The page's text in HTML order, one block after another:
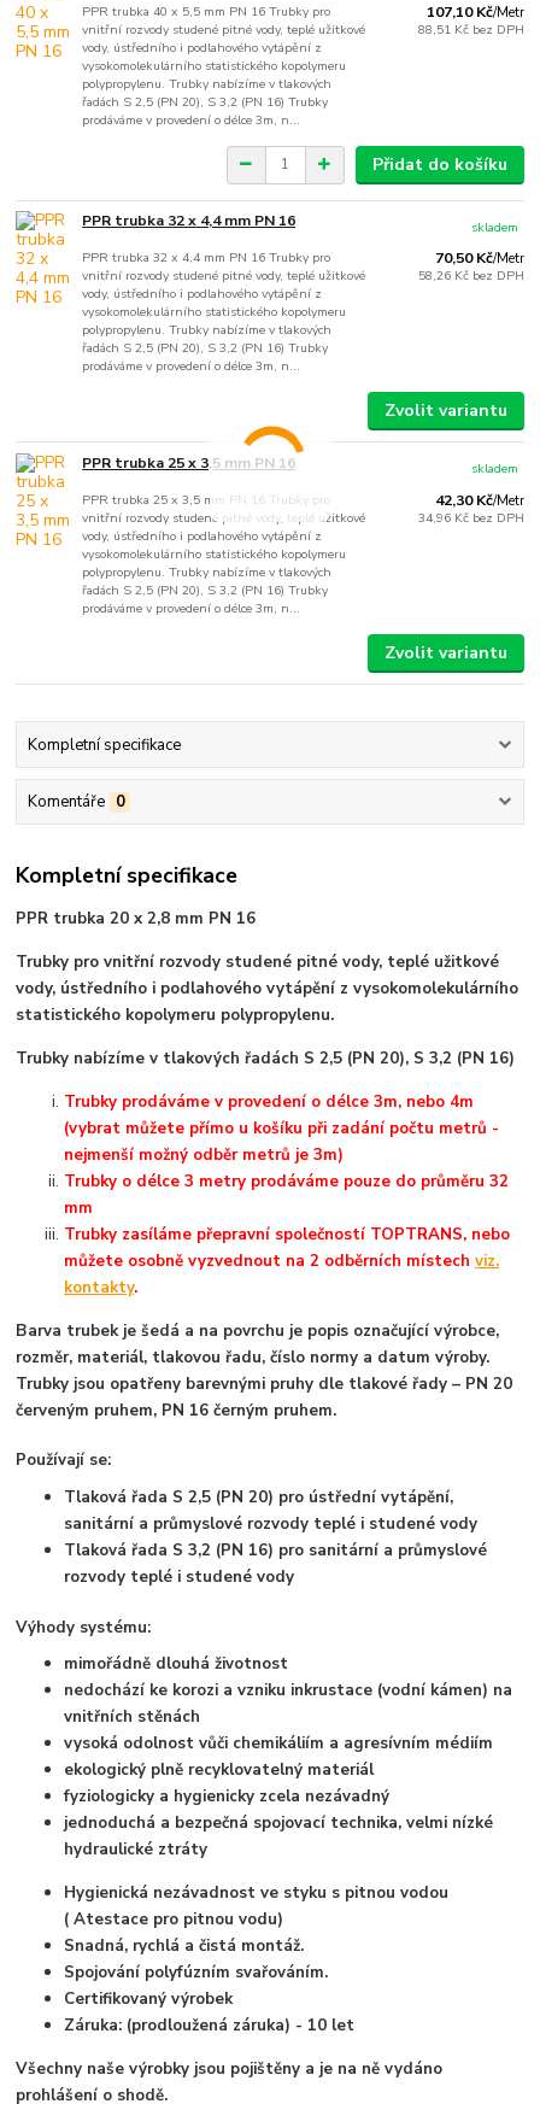
PPR trubka 40 x 5,5 mm PN 16 Trubky pro
vnitřní rozvody studené pitné vody, teplé užitkové
vody, ústředního i podlahového vytápění z
vysokomolekulárního statistického kopolymeru
polypropylenu. Trubky nabízíme v tlakových
řadách S 2,5 (PN 20), S 3,2 (PN 16) Trubky
prodáváme v provedení o délce 3m, n...
107,10 Kč/Metr
88,51 Kč bez DPH
Přidat do košíku
PPR trubka 32 x 4,4 mm PN 16
PPR trubka 32 x 4,4 mm PN 16 Trubky pro
vnitřní rozvody studené pitné vody, teplé užitkové
vody, ústředního i podlahového vytápění z
vysokomolekulárního statistického kopolymeru
polypropylenu. Trubky nabízíme v tlakových
řadách S 2,5 (PN 20), S 3,2 (PN 16) Trubky
prodáváme v provedení o délce 3m, n...
70,50 Kč/Metr
58,26 Kč bez DPH
skladem
Zvolit variantu
PPR trubka 25 x 3,5 mm PN 16
PPR trubka 25 x 3,5 mm PN 16 Trubky pro
vnitřní rozvody studené pitné vody, teplé užitkové
vody, ústředního i podlahového vytápění z
vysokomolekulárního statistického kopolymeru
polypropylenu. Trubky nabízíme v tlakových
řadách S 2,5 (PN 20), S 3,2 (PN 16) Trubky
prodáváme v provedení o délce 3m, n...
42,30 Kč/Metr
34,96 Kč bez DPH
skladem
Zvolit variantu
Kompletní specifikace
Komentáře 0
Kompletní specifikace
PPR trubka 20 x 2,8 mm PN 16
Trubky pro vnitřní rozvody studené pitné vody, teplé užitkové
vody, ústředního i podlahového vytápění z vysokomolekulárního
statistického kopolymeru polypropylenu.
Trubky nabízíme v tlakových řadách S 2,5 (PN 20), S 3,2 (PN 16)
Trubky prodáváme v provedení o délce 3m, nebo 4m
(vybrat můžete přímo u košíku při zadání počtu metrů -
nejmenší možný odběr metrů je 3m)
Trubky o délce 3 metry prodáváme pouze do průměru 32
mm
Trubky zasíláme přepravní společností TOPTRANS, nebo
můžete osobně vyzvednout na 2 odběrních místechviz.
kontakty.
Barva trubek je šedá a na povrchu je popis označující výrobce,
rozměr, materiál, tlakovou řadu, číslo normy a datum výroby.
Trubky jsou opatřeny barevnými pruhy dle tlakové řady – PN 20
červeným pruhem, PN 16 černým pruhem.
Používají se:
Tlaková řada S 2,5 (PN 20) pro ústřední vytápění,
sanitární a průmyslové rozvody teplé i studené vody
Tlaková řada S 3,2 (PN 16) pro sanitární a průmyslové
rozvody teplé i studené vody
Výhody systému:
mimořádně dlouhá životnost
nedochází ke korozi a vzniku inkrustace (vodní kámen) na
vnitřních stěnách
vysoká odolnost vůči chemikáliím a agresívním médiím
ekologický plně recyklovatelný materiál
fyziologicky a hygienicky zcela nezávadný
jednoduchá a bezpečná spojovací technika, velmi nízké
hydraulické ztráty
Hygienická nezávadnost ve styku s pitnou vodou
( Atestace pro pitnou vodu)
Snadná, rychlá a čistá montáž.
Spojování polyfúzním svařováním.
Certifikovaný výrobek
Záruka: (prodloužená záruka) - 10 let
Všechny naše výrobky jsou pojištěny a je na ně vydáno
prohlášení o shodě.